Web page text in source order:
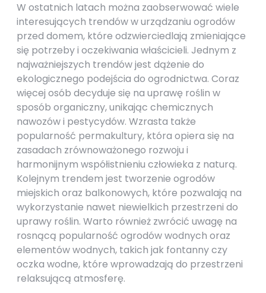
W ostatnich latach można zaobserwować wiele
interesujących trendów w urządzaniu ogrodów
przed domem, które odzwierciedlają zmieniające
się potrzeby i oczekiwania właścicieli. Jednym z
najważniejszych trendów jest dążenie do
ekologicznego podejścia do ogrodnictwa. Coraz
więcej osób decyduje się na uprawę roślin w
sposób organiczny, unikając chemicznych
nawozów i pestycydów. Wzrasta także
popularność permakultury, która opiera się na
zasadach zrównoważonego rozwoju i
harmonijnym współistnieniu człowieka z naturą.
Kolejnym trendem jest tworzenie ogrodów
miejskich oraz balkonowych, które pozwalają na
wykorzystanie nawet niewielkich przestrzeni do
uprawy roślin. Warto również zwrócić uwagę na
rosnącą popularność ogrodów wodnych oraz
elementów wodnych, takich jak fontanny czy
oczka wodne, które wprowadzają do przestrzeni
relaksującą atmosferę.